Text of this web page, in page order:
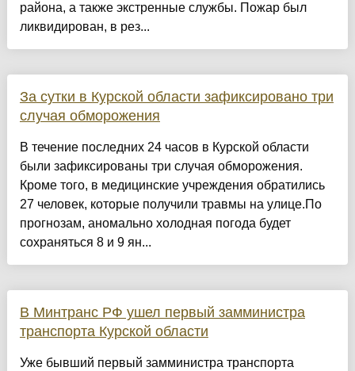
района, а также экстренные службы. Пожар был
ликвидирован, в рез...
За сутки в Курской области зафиксировано три
случая обморожения
В течение последних 24 часов в Курской области
были зафиксированы три случая обморожения.
Кроме того, в медицинские учреждения обратились
27 человек, которые получили травмы на улице.По
прогнозам, аномально холодная погода будет
сохраняться 8 и 9 ян...
В Минтранс РФ ушел первый замминистра
транспорта Курской области
Уже бывший первый замминистра транспорта